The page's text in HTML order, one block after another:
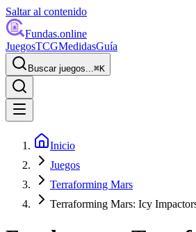
Saltar al contenido
Fundas.online
JuegosTCGMedidasGuía
Buscar juegos...⌘K
Inicio
Juegos
Terraforming Mars
Terraforming Mars: Icy